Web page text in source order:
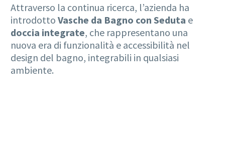
Attraverso la continua ricerca, l’azienda ha
introdotto Vasche da Bagno con Seduta e
doccia integrate, che rappresentano una
nuova era di funzionalità e accessibilità nel
design del bagno, integrabili in qualsiasi
ambiente.